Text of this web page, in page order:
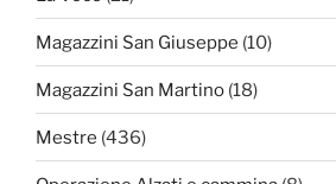
Magazzini San Giuseppe (10)
Magazzini San Martino (18)
Mestre (436)